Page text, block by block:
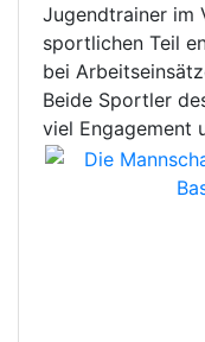
Jugendtrainer im
sportlichen Teil
bei
Beide Sportler
viel Engagement